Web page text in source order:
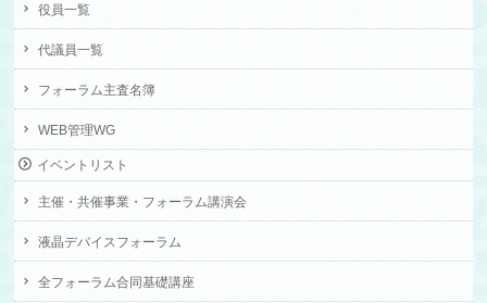
役員一覧
代議員一覧
フォーラム主査名簿
WEB管理WG
イベントリスト
主催・共催事業・フォーラム講演会
液晶デバイスフォーラム
全フォーラム合同基礎講座